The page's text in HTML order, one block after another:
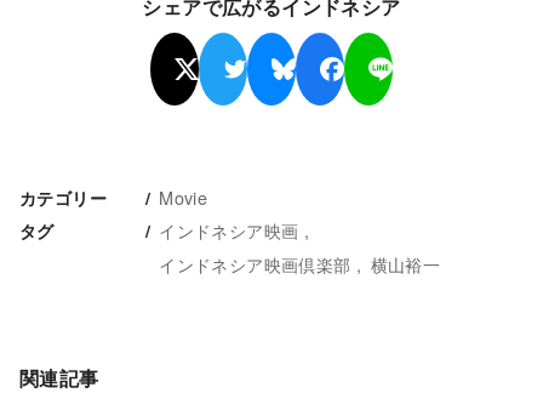
シェアで広がるインドネシア
カテゴリー Movie
タグ
インドネシア映画
インドネシア映画倶楽部
横山裕一
関連記事